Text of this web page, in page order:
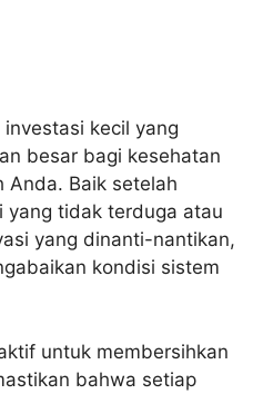
kecil yang
besar bagi kesehatan
Anda. Baik setelah
yang tidak terduga atau
yang dinanti-nantikan,
kondisi sistem
untuk membersihkan
bahwa setiap